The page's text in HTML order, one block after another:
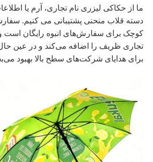
ما از حکاکی لیزری نام تجاری، آرم یا
دسته قلاب منحنی پشتیبانی می کنیم.
کوچک برای سفارش‌های انبوه رایگان است
تجاری ظریف را اضافه می‌کند و در عین
برای هدایای شرکت‌های سطح بالا بهبود